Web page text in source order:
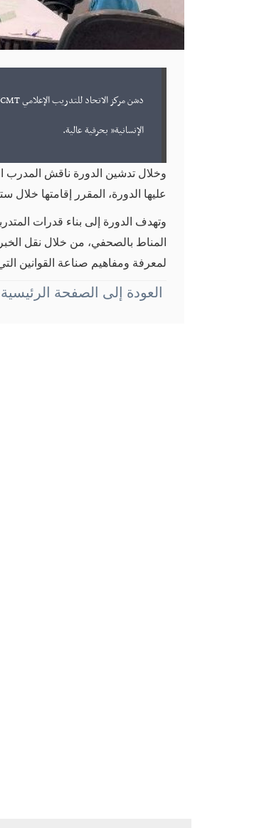
الإنسانية” بحرفية عالية.
عليها الدورة، المقرر إقامتها خلال
وتهدف الدورة إلى بناء قدرات
المناط بالصحفي، من خلال نقل
لمعرفة ومفاهيم صناعة القوانين
العودة إلى الصفحة الرئيسية